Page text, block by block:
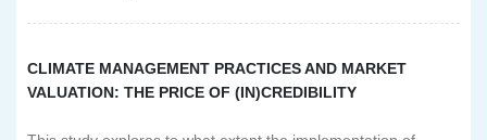
CLIMATE MANAGEMENT PRACTICES AND MARKET
VALUATION: THE PRICE OF (IN)CREDIBILITY